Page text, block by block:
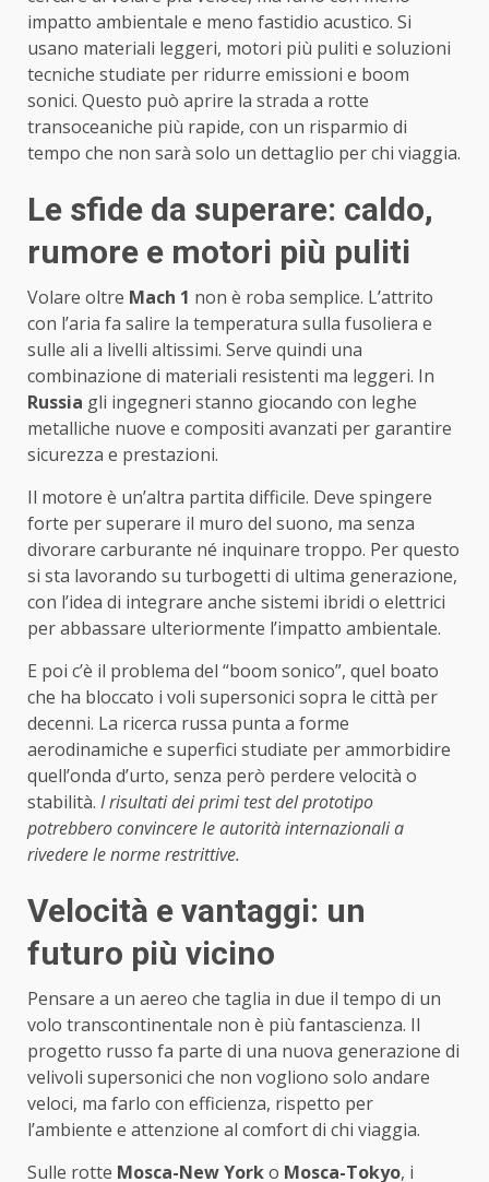
impatto ambientale e meno fastidio acustico. Si
usano materiali leggeri, motori più puliti e soluzioni
tecniche studiate per ridurre emissioni e boom
sonici. Questo può aprire la strada a rotte
transoceaniche più rapide, con un risparmio di
tempo che non sarà solo un dettaglio per chi viaggia.
Le sfide da superare: caldo,
rumore e motori più puliti
Volare oltre Mach 1 non è roba semplice. L’attrito
con l’aria fa salire la temperatura sulla fusoliera e
sulle ali a livelli altissimi. Serve quindi una
combinazione di materiali resistenti ma leggeri. In
Russia gli ingegneri stanno giocando con leghe
metalliche nuove e compositi avanzati per garantire
sicurezza e prestazioni.
Il motore è un’altra partita difficile. Deve spingere
forte per superare il muro del suono, ma senza
divorare carburante né inquinare troppo. Per questo
si sta lavorando su turbogetti di ultima generazione,
con l’idea di integrare anche sistemi ibridi o elettrici
per abbassare ulteriormente l’impatto ambientale.
E poi c’è il problema del “boom sonico”, quel boato
che ha bloccato i voli supersonici sopra le città per
decenni. La ricerca russa punta a forme
aerodinamiche e superfici studiate per ammorbidire
quell’onda d’urto, senza però perdere velocità o
stabilità. I risultati dei primi test del prototipo
potrebbero convincere le autorità internazionali a
rivedere le norme restrittive.
Velocità e vantaggi: un
futuro più vicino
Pensare a un aereo che taglia in due il tempo di un
volo transcontinentale non è più fantascienza. Il
progetto russo fa parte di una nuova generazione di
velivoli supersonici che non vogliono solo andare
veloci, ma farlo con efficienza, rispetto per
l’ambiente e attenzione al comfort di chi viaggia.
Sulle rotte Mosca-New Yorko Mosca-Tokyo, i